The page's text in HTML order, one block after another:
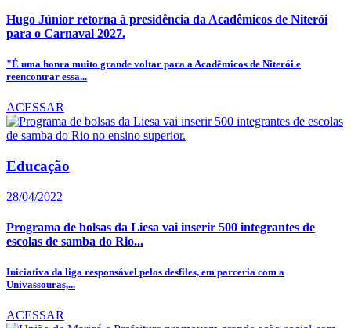
Hugo Júnior retorna à presidência da Acadêmicos de Niterói
para o Carnaval 2027.
"É uma honra muito grande voltar para a Acadêmicos de Niterói e
reencontrar essa...
ACESSAR
Educação
28/04/2022
Programa de bolsas da Liesa vai inserir 500 integrantes de
escolas de samba do Rio...
Iniciativa da liga responsável pelos desfiles, em parceria com a
Univassouras,...
ACESSAR